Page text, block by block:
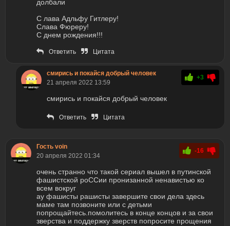
долбали
С лава Адльфу Гитлеру!
Слава Фюреру!
С днем рождения!!!
Ответить Цитата
смирись и покайся добрый человек
21 апреля 2022 13:59
+3
смирись и покайся добрый человек
Ответить Цитата
Гость voin
20 апреля 2022 01:34
-16
очень странно что такой сериал вышел в путинской
фашистской роССии пронизанной ненавистью ко
всем вокруг
ау фашисты рашисты завершите свои дела здесь
маме там позвоните или с детьми
попрощайтесь.помолитесь в конце концов и за свои
зверства и поддержку зверств попросите прощения